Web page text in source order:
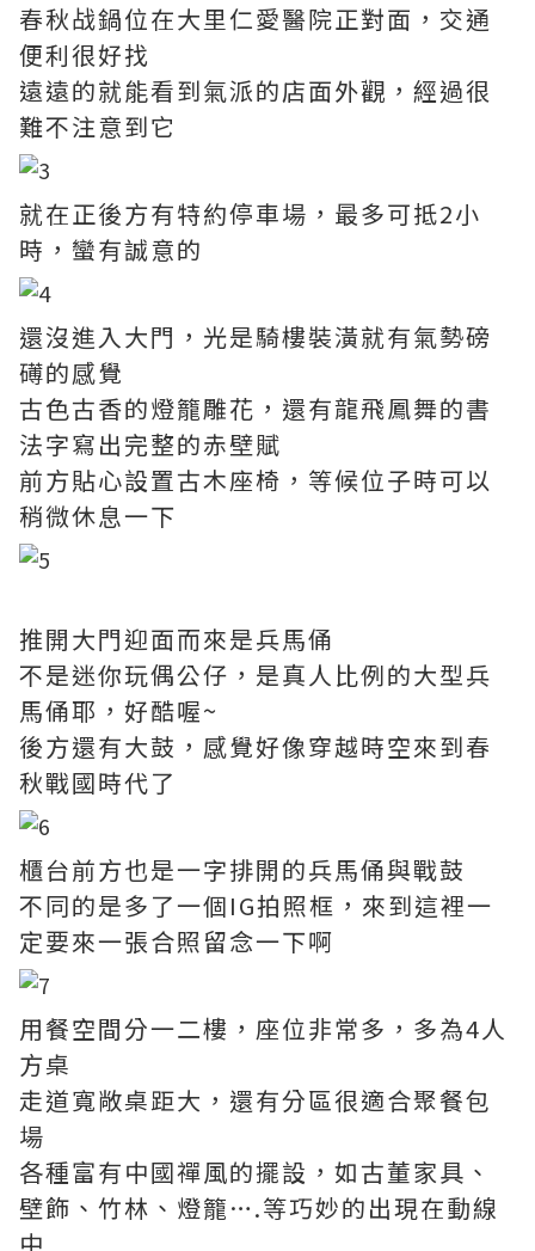
春秋战鍋位在大里仁愛醫院正對面，交通
便利很好找
遠遠的就能看到氣派的店面外觀，經過很
難不注意到它
就在正後方有特約停車場，最多可抵2小
時，蠻有誠意的
還沒進入大門，光是騎樓裝潢就有氣勢磅
礡的感覺
古色古香的燈籠雕花，還有龍飛鳳舞的書
法字寫出完整的赤壁賦
前方貼心設置古木座椅，等候位子時可以
稍微休息一下
推開大門迎面而來是兵馬俑
不是迷你玩偶公仔，是真人比例的大型兵
馬俑耶，好酷喔~
後方還有大鼓，感覺好像穿越時空來到春
秋戰國時代了
櫃台前方也是一字排開的兵馬俑與戰鼓
不同的是多了一個IG拍照框，來到這裡一
定要來一張合照留念一下啊
用餐空間分一二樓，座位非常多，多為4人
方桌
走道寬敞桌距大，還有分區很適合聚餐包
場
各種富有中國禪風的擺設，如古董家具、
壁飾、竹林、燈籠….等巧妙的出現在動線
中